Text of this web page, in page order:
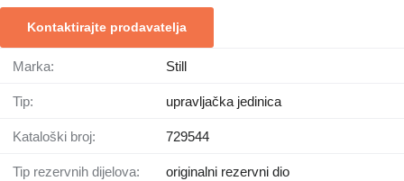
Kontaktirajte prodavatelja
Marka: Still
Tip: upravljačka jedinica
Kataloški broj: 729544
Tip rezervnih dijelova: originalni rezervni dio